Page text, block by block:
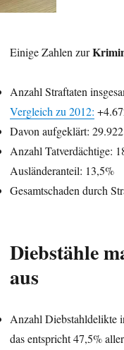
Einige Zahlen zur
Anzahl Straftaten
Vergleich zu 2012:
Davon aufgeklärt:
Anzahl Tatverdächtige:
Ausländeranteil: 13,5%
Gesamtschaden durch
Diebstähle
aus
Anzahl Diebstahldelikte
das entspricht 47,5%